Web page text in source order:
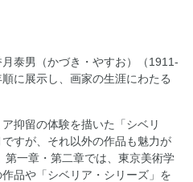
泰男（かづき・やすお）（1911-
に展示し、画家の生涯にわたる
抑留の体験を描いた「シベリ
すが、それ以外の作品も魅力が
第一章・第二章では、東京美術学
品や「シベリア・シリーズ」を